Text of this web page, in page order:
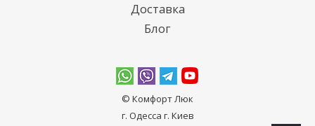
Доставка
Блог
© Комфорт Люк
г. Одесcа г. Киев